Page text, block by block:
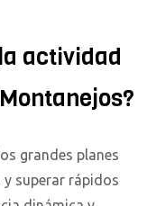
actividad
grandes planes
y superar rápidos